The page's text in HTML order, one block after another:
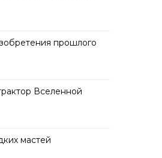
прошлого
Вселенной
мастей